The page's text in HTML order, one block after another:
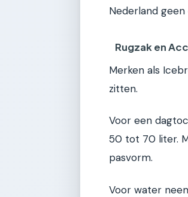
Nederland
Rugzak en
Merken als
zitten.
Voor een
50 tot 70 liter.
pasvorm.
Voor water